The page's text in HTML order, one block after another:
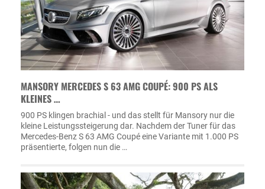
MANSORY MERCEDES S 63 AMG COUPÉ: 900 PS ALS
KLEINES …
900 PS klingen brachial - und das stellt für Mansory nur die
kleine Leistungssteigerung dar. Nachdem der Tuner für das
Mercedes-Benz S 63 AMG Coupé eine Variante mit 1.000 PS
präsentierte, folgen nun die …